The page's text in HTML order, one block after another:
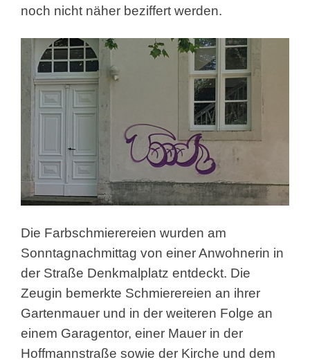
noch nicht näher beziffert werden.
Die Farbschmierereien wurden am
Sonntagnachmittag von einer Anwohnerin in
der Straße Denkmalplatz entdeckt. Die
Zeugin bemerkte Schmierereien an ihrer
Gartenmauer und in der weiteren Folge an
einem Garagentor, einer Mauer in der
Hoffmannstraße sowie der Kirche und dem